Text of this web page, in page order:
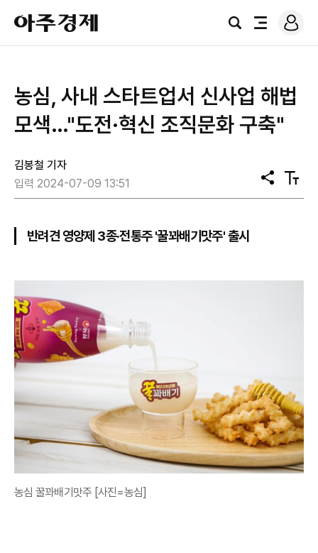
아
주
경
검
전
로
그
농심, 사내 스타트업서 신사업 해법
모색…"도전·혁신 조직문화 구축"
김봉철 기자
입력 2024-07-09 13:51
공
유
텍
스
반려견 영양제 3종·전통주 '꿀꽈배기맛주' 출시
농심 꿀꽈배기맛주 [사진=농심]